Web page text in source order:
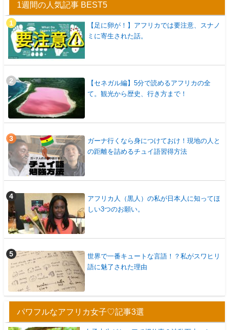
1週間の人気記事 BEST5
【足に卵が！】アフリカでは要注意、スナノ
ミに寄生された話。
【セネガル編】5分で読めるアフリカの全
て。観光から歴史、行き方まで！
ガーナ行くなら身につけておけ！現地の人と
の距離を詰めるチュイ語習得方法
アフリカ人（黒人）の私が日本人に知ってほ
しい3つのお願い。
世界で一番キュートな言語！？私がスワヒリ
語に魅了された理由
パワフルなアフリカ女子♡記事3選